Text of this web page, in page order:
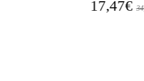
17,47€ 34,95€